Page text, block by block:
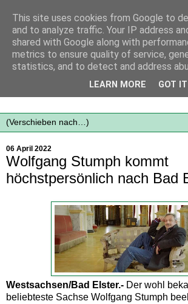
Mit frischen Themen aus der Region
06 April 2022
Wolfgang Stumph kommt
höchstpersönlich nach Bad
Westsachsen/Bad Elster.- Der wohl
beliebteste Sachse Wolfgang Stumph
This site uses cookies from Google to
and to analyze traffic. Your IP address
shared with Google along with
metrics to ensure quality of service,
statistics, and to detect and address
LEARN MORE GOT IT